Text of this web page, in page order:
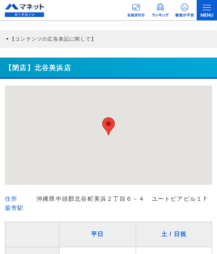
【コンテンツの広告表記に関して】
商品を根拠なくPRするものではなく、当編集部の調査／ユーザーへの口コミ収集な
どに基づき、公平性を担保した情報提供を行っています。
>提携企業一覧
【閉店】北谷美浜店
住所
沖縄県中頭郡北谷町美浜２丁目６－４ ユートピアビル１Ｆ
最寄駅
平日 土 / 日祝